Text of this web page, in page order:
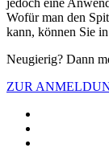
Wofür man den
kann, können Sie
Neugierig? Dann
ZUR